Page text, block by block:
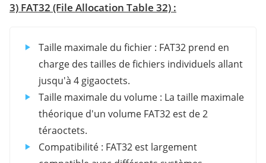
3) FAT32 (File Allocation Table 32) :
Taille maximale du fichier : FAT32 prend en
charge des tailles de fichiers individuels allant
jusqu'à 4 gigaoctets.
Taille maximale du volume : La taille maximale
théorique d'un volume FAT32 est de 2
téraoctets.
Compatibilité : FAT32 est largement